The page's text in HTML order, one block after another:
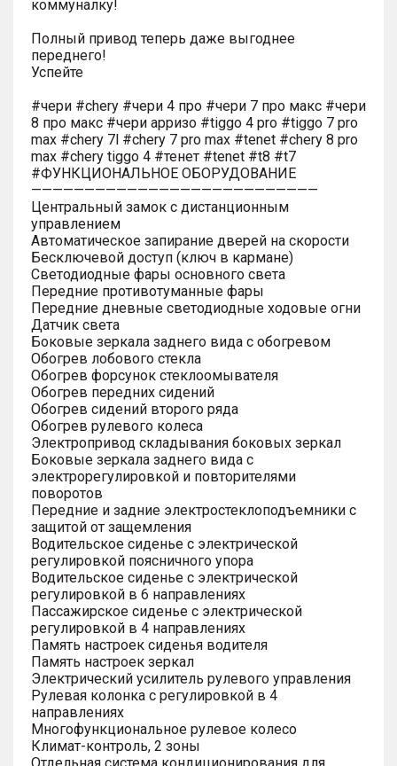
коммуналку!
Полный привод теперь даже выгоднее
переднего!
Успейте
#чери #chery #чери 4 про #чери 7 про макс #чери
8 про макс #чери арризо #tiggo 4 pro #tiggo 7 pro
max #chery 7l #chery 7 pro max #tenet #chery 8 pro
max #chery tiggo 4 #тенет #tenet #t8 #t7
#ФУНКЦИОНАЛЬНОЕ ОБОРУДОВАНИЕ
———————————————————————————
Центральный замок с дистанционным
управлением
Автоматическое запирание дверей на скорости
Бесключевой доступ (ключ в кармане)
Светодиодные фары основного света
Передние противотуманные фары
Передние дневные светодиодные ходовые огни
Датчик света
Боковые зеркала заднего вида с обогревом
Обогрев лобового стекла
Обогрев форсунок стеклоомывателя
Обогрев передних сидений
Обогрев сидений второго ряда
Обогрев рулевого колеса
Электропривод складывания боковых зеркал
Боковые зеркала заднего вида с
электрорегулировкой и повторителями
поворотов
Передние и задние электростеклоподъемники с
защитой от защемления
Водительское сиденье с электрической
регулировкой поясничного упора
Водительское сиденье с электрической
регулировкой в 6 направлениях
Пассажирское сиденье с электрической
регулировкой в 4 направлениях
Память настроек сиденья водителя
Память настроек зеркал
Электрический усилитель рулевого управления
Рулевая колонка с регулировкой в 4
направлениях
Многофункциональное рулевое колесо
Климат-контроль, 2 зоны
Отдельная система кондиционирования для